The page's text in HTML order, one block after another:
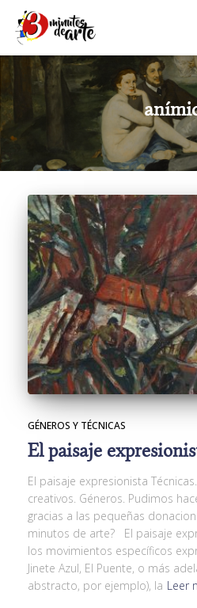
GÉNEROS Y TÉCNICAS
El paisaje
El paisaje expresionista
creativos. Géneros. Pudimos
gracias a las pequeñas
minutos de arte? El paisaje
los movimientos específicos
Jinete Azul, El Puente, o más
abstracto, por ejemplo), la Leer